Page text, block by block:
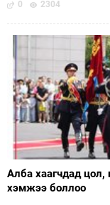
0 2304
Алба хаагчдад цол,
хэмжээ боллоо